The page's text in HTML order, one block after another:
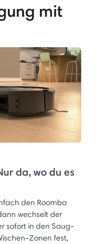
mit
da, wo du es
den Roomba
wechselt der
sofort in den Saug-
Zonen fest,